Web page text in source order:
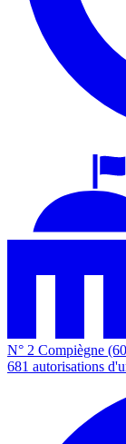
N° 2 Compiègne
681 autorisations